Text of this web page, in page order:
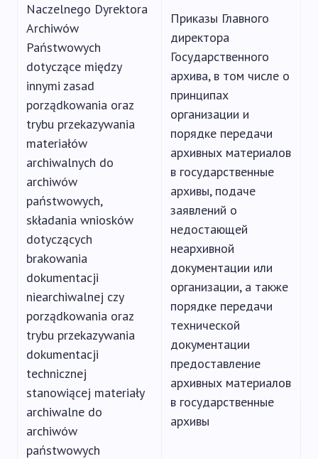
Naczelnego Dyrektora
Archiwów
Państwowych
dotyczące między
innymi zasad
porządkowania oraz
trybu przekazywania
materiałów
archiwalnych do
archiwów
państwowych,
składania wniosków
dotyczących
brakowania
dokumentacji
niearchiwalnej czy
porządkowania oraz
trybu przekazywania
dokumentacji
technicznej
stanowiącej materiały
archiwalne do
archiwów
państwowych
Приказы Главного
директора
Государственного
архива, в том числе о
принципах
организации и
порядке передачи
архивных материалов
в государственные
архивы, подаче
заявлений о
недостающей
неархивной
документации или
организации, а также
порядке передачи
технической
документации
предоставление
архивных материалов
в государственные
архивы